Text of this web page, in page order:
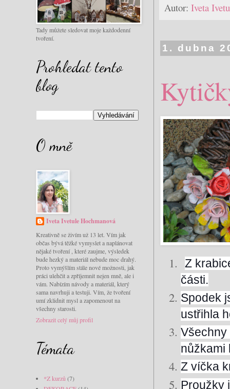
Autor: Iveta
1. dubna
Z
části.
Spodek
ustřihla
Všechny
Z víčka
Proužky
Tady můžete sledovat moje každodenní
tvoření.
Prohledat tento
blog
O mně
Iveta Ivetule Hochmanová
Kreativně se živím už 13 let. Vím jak
občas bývá těžké vymyslet a naplánovat
nějaké tvoření , které zaujme, výsledek
bude hezký a materiál nebude moc drahý.
Proto vymýšlím stále nové možnosti, jak
práci ulehčit a zpříjemnit nejen mně, ale i
vám. Nabízím návody a materiál, který
sama navrhuji a testuji. Vím, že tvoření
umí zklidnit mysl a zapomenout na
všechny starosti.
Zobrazit celý můj profil
Témata
*Z kurzů (7)